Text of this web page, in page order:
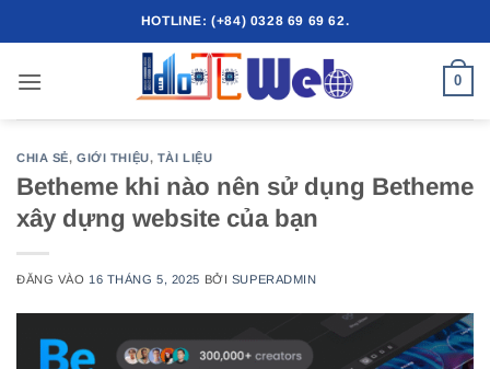
qua
dung
HOTLINE: (+84) 0328 69 69 62.
0
CHIA SẺ,GIỚI THIỆU, TÀI LIỆU
Betheme khi nào nên sử dụng Betheme
xây dựng website của bạn
ĐĂNG VÀO 16 THÁNG 5, 2025 BỞI SUPERADMIN